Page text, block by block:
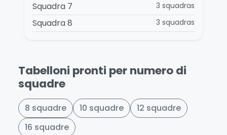
Squadra 7 3 squadras
Squadra 8 3 squadras
Tabelloni pronti per numero di
squadre
8 squadre 10 squadre
12 squadre
16 squadre